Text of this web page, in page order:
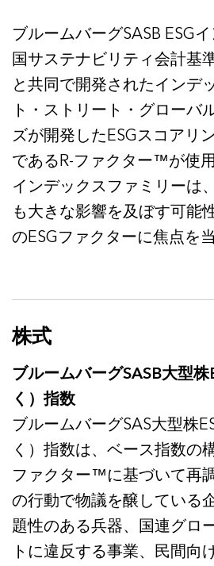
ブルームバーグSASB ESG
国サステナビリティ会計基
と共同で開発されたインデ
ト・ストリート・グローバ
ズが開発したESGスコアリ
であるR-ファクター™が使
インデックスファミリーは
も大きな影響を及ぼす可能
のESGファクターに焦点を
株式
ブルームバーグSASB大型
く）指数
ブルームバーグSAS大型株
く）指数は、ベース指数の
ファクター™に基づいて再
の行動で物議を醸している
題性のある兵器、国連グロ
トに違反する事業、民間向